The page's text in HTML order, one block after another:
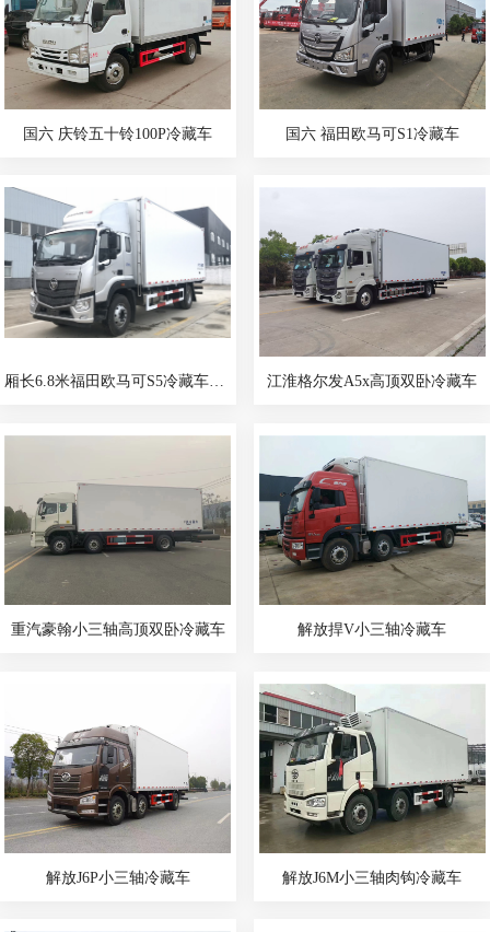
国六 庆铃五十铃100P冷藏车 国六 福田欧马可S1冷藏车
厢长6.8米福田欧马可S5冷藏车国六 江淮格尔发A5x高顶双卧冷藏车
重汽豪翰小三轴高顶双卧冷藏车 解放捍V小三轴冷藏车
解放J6P小三轴冷藏车 解放J6M小三轴肉钩冷藏车